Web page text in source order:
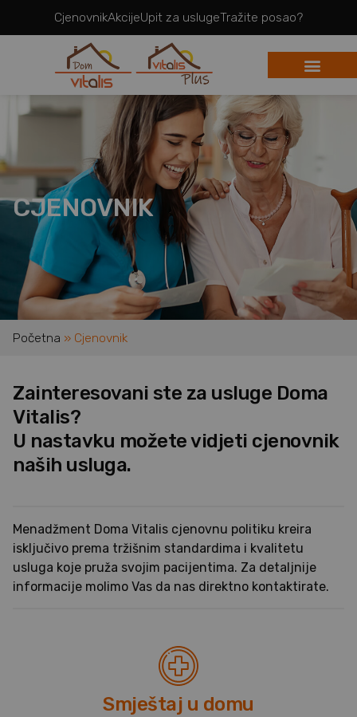
CjenovnikAkcijeUpit za uslugeTražite posao?
CJENOVNIK
Početna » Cjenovnik
Zainteresovani ste za usluge Doma
Vitalis?
U nastavku možete vidjeti cjenovnik
naših usluga.
Menadžment Doma Vitalis cjenovnu politiku kreira
isključivo prema tržišnim standardima i kvalitetu
usluga koje pruža svojim pacijentima. Za detaljnije
informacije molimo Vas da nas direktno kontaktirate.
Smještaj u domu